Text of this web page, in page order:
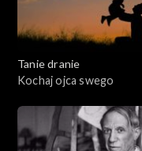
Tanie dranie
Kochaj ojca swego